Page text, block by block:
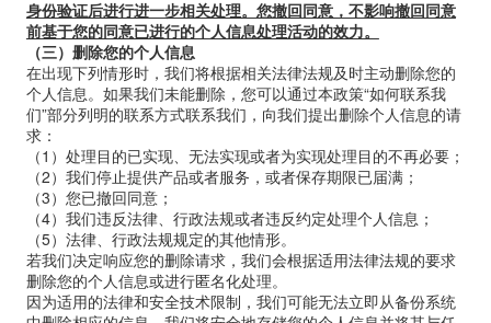
身份验证后进行进一步相关处理。您撤回同意，不影响撤回同意
前基于您的同意已进行的个人信息处理活动的效力。
（三）删除您的个人信息
在出现下列情形时，我们将根据相关法律法规及时主动删除您的
个人信息。如果我们未能删除，您可以通过本政策“如何联系我
们”部分列明的联系方式联系我们，向我们提出删除个人信息的请
求：
（1）处理目的已实现、无法实现或者为实现处理目的不再必要；
（2）我们停止提供产品或者服务，或者保存期限已届满；
（3）您已撤回同意；
（4）我们违反法律、行政法规或者违反约定处理个人信息；
（5）法律、行政法规规定的其他情形。
若我们决定响应您的删除请求，我们会根据适用法律法规的要求
删除您的个人信息或进行匿名化处理。
因为适用的法律和安全技术限制，我们可能无法立即从备份系统